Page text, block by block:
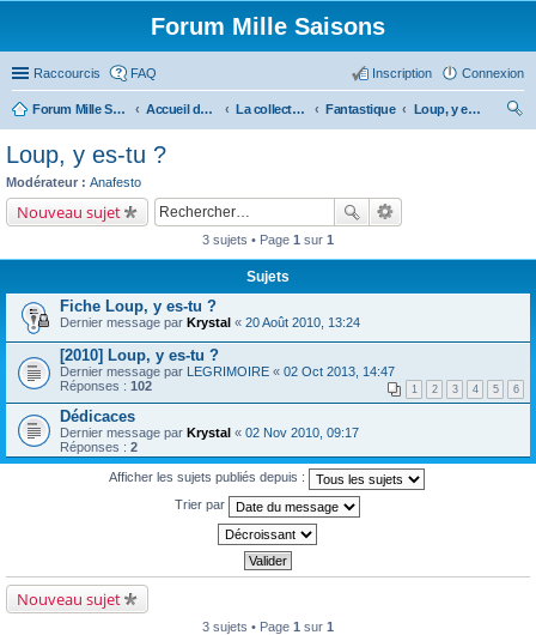
Forum Mille Saisons
Raccourcis FAQ Connexion
Inscription
Forum Mille Saisons Accueil du forum La collection Mille Saisons Fantastique
Loup, y es-tu ?
Loup, y es-tu ?
Modérateur : Anafesto
Nouveau sujet
3 sujets • Page 1 sur 1
Sujets
Fiche Loup, y es-tu ?
Dernier message par Krystal « 20 Août 2010, 13:24
[2010] Loup, y es-tu ?
Dernier message par LEGRIMOIRE « 02 Oct 2013, 14:47
Réponses : 102 1 2 3 4 5 6
Dédicaces
Dernier message par Krystal « 02 Nov 2010, 09:17
Réponses : 2
Afficher les sujets publiés depuis :
Trier par
Nouveau sujet
3 sujets • Page 1 sur 1